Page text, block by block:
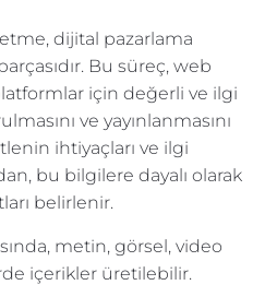
dijital pazarlama
Bu süreç, web
için değerli ve ilgi
ve yayınlanmasını
ihtiyaçları ve ilgi
bu bilgilere dayalı olarak
belirlenir.
metin, görsel, video
içerikler üretilebilir.